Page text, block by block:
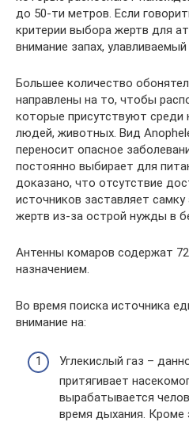
до 50-ти метров. Если
критерии выбора жертв для
внимание запах,
Большее количество
направлены на то, чтобы
которые присутствуют
людей, животных. Вид
переносит опасное
постоянно выбирает для
доказано, что отсутствие
источников заставляет
жертв из-за острой нужды в
Антенны комаров содержат
назначением.
Во время поиска источника
внимание на:
Углекислый газ –
притягивает
вырабатывается
время дыхания. Кроме